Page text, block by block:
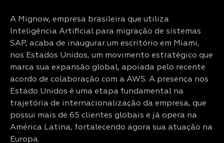
A Mignow, empresa brasileira que utiliza
Inteligência Artificial para migração de sistemas
SAP, acaba de inaugurar um escritório em Miami,
nos Estados Unidos, um movimento estratégico que
marca sua expansão global, apoiada pelo recente
acordo de colaboração com a AWS. A presença nos
Estado Unidos é uma etapa fundamental na
trajetória de internacionalização da empresa, que
possui mais de 65 clientes globais e já opera na
América Latina, fortalecendo agora sua atuação na
Europa.